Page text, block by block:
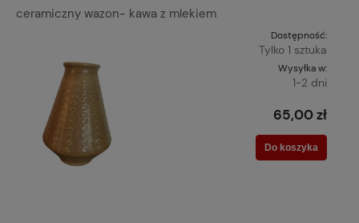
ceramiczny wazon- kawa z mlekiem
Dostępność:
Tylko 1 sztuka
Wysyłka w:
1-2 dni
65,00 zł
Do koszyka